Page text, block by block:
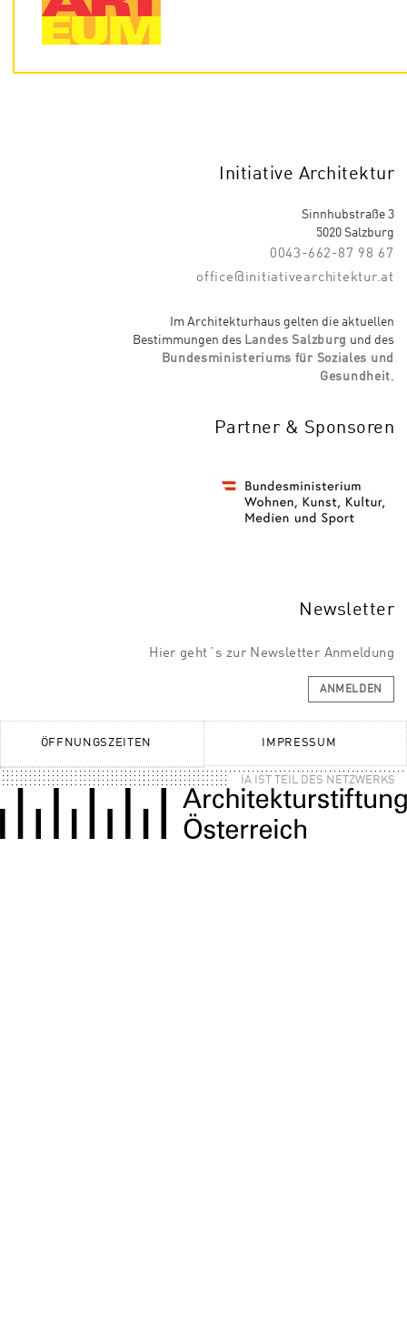
Initiative Architektur
Sinnhubstraße 3
5020 Salzburg
0043-662-87 98 67
office@initiativearchitektur.at
Im Architekturhaus gelten die aktuellen
Bestimmungen des Landes Salzburg und des
Bundesministeriums für Soziales und
Gesundheit.
Partner & Sponsoren
Newsletter
Hier geht´s zur Newsletter Anmeldung
ANMELDEN
ÖFFNUNGSZEITEN IMPRESSUM
IA IST TEIL DES NETZWERKS